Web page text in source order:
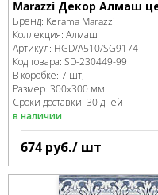
Marazzi Декор Алмаш
Бренд: Kerama Marazzi
Коллекция: Алмаш
Артикул: HGD/A510/SG9174
Код товара: SD-230449-99
В коробке: 7 шт,
Размер: 300x300 мм
Сроки доставки: 30 дней
в наличии
674 руб./ шт